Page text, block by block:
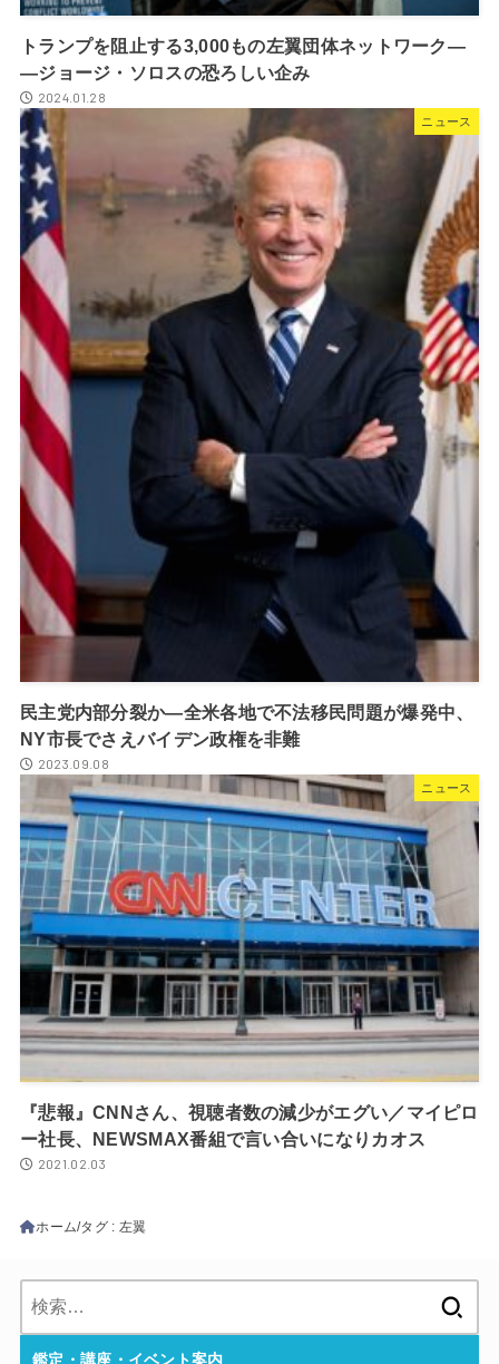
トランプを阻止する3,000もの左翼団体ネットワーク―
―ジョージ・ソロスの恐ろしい企み
2024.01.28
ニュース
民主党内部分裂か―全米各地で不法移民問題が爆発中、
NY市長でさえバイデン政権を非難
2023.09.08
ニュース
『悲報』CNNさん、視聴者数の減少がエグい／マイピロ
ー社長、NEWSMAX番組で言い合いになりカオス
2021.02.03
ホーム タグ : 左翼
鑑定・講座・イベント案内